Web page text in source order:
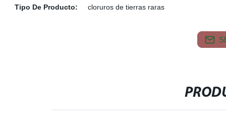
Tipo De Producto:
cloruros de tierras raras